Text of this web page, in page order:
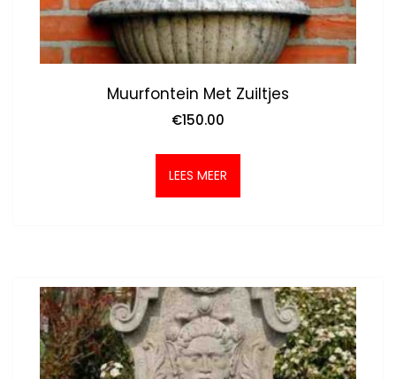
Muurfontein Met Zuiltjes
€150.00
LEES MEER